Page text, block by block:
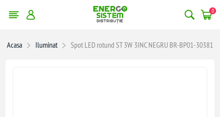
0
Acasa Iluminat Spot LED rotund ST 3W 3INC NEGRU BR-BP01-30381